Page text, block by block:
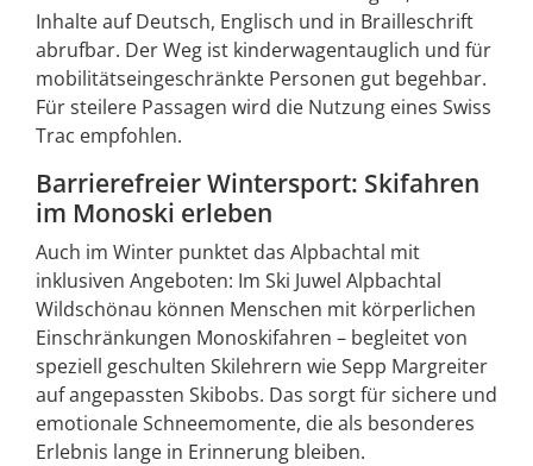
Inhalte auf Deutsch, Englisch und in Brailleschrift
abrufbar. Der Weg ist kinderwagentauglich und für
mobilitätseingeschränkte Personen gut begehbar.
Für steilere Passagen wird die Nutzung eines Swiss
Trac empfohlen.
Barrierefreier Wintersport: Skifahren
im Monoski erleben
Auch im Winter punktet das Alpbachtal mit
inklusiven Angeboten: Im Ski Juwel Alpbachtal
Wildschönau können Menschen mit körperlichen
Einschränkungen Monoskifahren – begleitet von
speziell geschulten Skilehrern wie Sepp Margreiter
auf angepassten Skibobs. Das sorgt für sichere und
emotionale Schneemomente, die als besonderes
Erlebnis lange in Erinnerung bleiben.